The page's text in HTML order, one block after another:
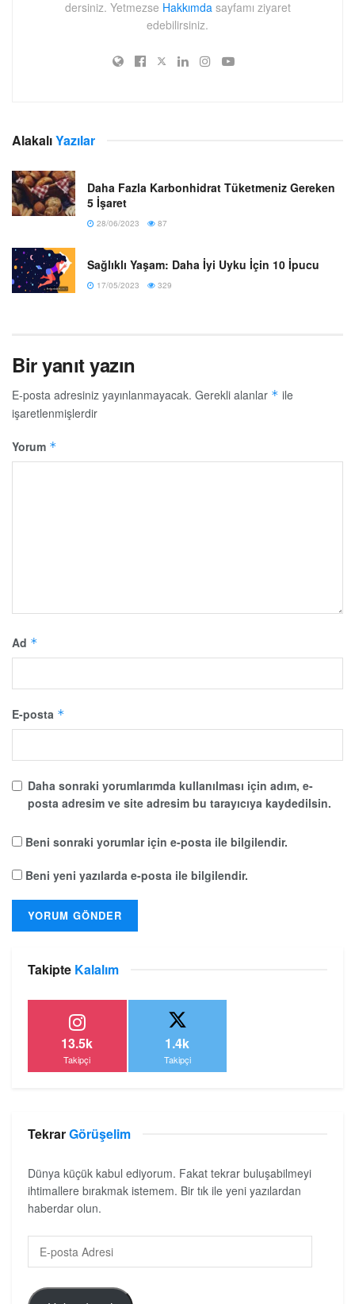
dersiniz. Yetmezse Hakkımda sayfamı ziyaret
edebilirsiniz.
AlakalıYazılar
Daha Fazla Karbonhidrat Tüketmeniz Gereken
5 İşaret
28/06/2023 87
Sağlıklı Yaşam: Daha İyi Uyku İçin 10 İpucu
17/05/2023 329
Bir yanıt yazın
E-posta adresiniz yayınlanmayacak. Gerekli alanlar * ile
işaretlenmişlerdir
Yorum *
Ad *
E-posta *
Daha sonraki yorumlarımda kullanılması için adım, e-
posta adresim ve site adresim bu tarayıcıya kaydedilsin.
Beni sonraki yorumlar için e-posta ile bilgilendir.
Beni yeni yazılarda e-posta ile bilgilendir.
Takipte Kalalım
13.5k
Takipçi
1.4k
Takipçi
TekrarGörüşelim
Dünya küçük kabul ediyorum. Fakat tekrar buluşabilmeyi
ihtimallere bırakmak istemem. Bir tık ile yeni yazılardan
haberdar olun.